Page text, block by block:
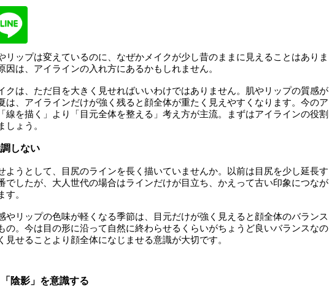
リップは変えているのに、なぜかメイクが少し昔のままに見えることはありま
因は、アイラインの入れ方にあるかもしれません。
クは、ただ目を大きく見せればいいわけではありません。肌やリップの質感が
は、アイラインだけが強く残ると顔全体が重たく見えやすくなります。今のア
線を描く」より「目元全体を整える」考え方が主流。まずはアイラインの役割
しょう。
しない
ようとして、目尻のラインを長く描いていませんか。以前は目尻を少し延長す
でしたが、大人世代の場合はラインだけが目立ち、かえって古い印象につなが
す。
やリップの色味が軽くなる季節は、目元だけが強く見えると顔全体のバランス
の。今は目の形に沿って自然に終わらせるくらいがちょうど良いバランスなの
見せることより顔全体になじませる意識が大切です。
「陰影」を意識する